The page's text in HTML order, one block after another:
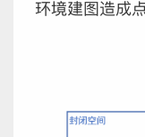
环境建图造成